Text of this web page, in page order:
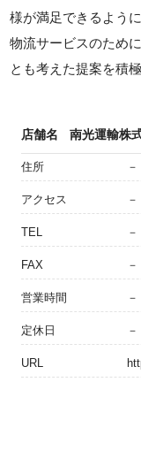
様が満足できるよう
物流サービスのため
とも考えた提案を積
店舗名 南光運輸株
住所 －
アクセス －
TEL －
FAX －
営業時間 －
定休日 －
URL